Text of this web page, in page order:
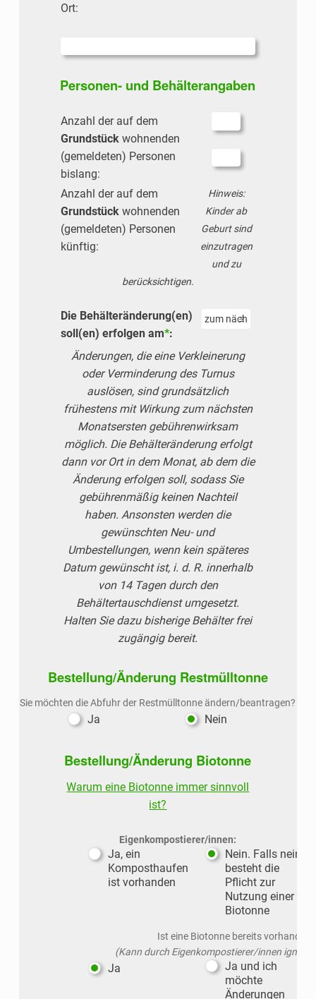
Ort:
Personen- und Behälterangaben
Anzahl der auf dem
Grundstück wohnenden
(gemeldeten) Personen
bislang:
Anzahl der auf dem
Grundstück wohnenden
(gemeldeten) Personen
künftig:
Hinweis:
Kinder ab
Geburt sind
einzutragen
und zu
berücksichtigen.
Die Behälteränderung(en)
soll(en) erfolgen am*:
Änderungen, die eine Verkleinerung
oder Verminderung des Turnus
auslösen, sind grundsätzlich
frühestens mit Wirkung zum nächsten
Monatsersten gebührenwirksam
möglich. Die Behälteränderung erfolgt
dann vor Ort in dem Monat, ab dem die
Änderung erfolgen soll, sodass Sie
gebührenmäßig keinen Nachteil
haben. Ansonsten werden die
gewünschten Neu- und
Umbestellungen, wenn kein späteres
Datum gewünscht ist, i. d. R. innerhalb
von 14 Tagen durch den
Behältertauschdienst umgesetzt.
Halten Sie dazu bisherige Behälter frei
zugängig bereit.
Bestellung/Änderung Restmülltonne
Sie möchten die Abfuhr der Restmülltonne ändern/beantragen?
Ja Nein
Bestellung/Änderung Biotonne
Warum eine Biotonne immer sinnvoll
ist?
Eigenkompostierer/innen:
Ja, ein
Komposthaufen
ist vorhanden
Nein. Falls nein,
besteht die
Pflicht zur
Nutzung einer
Biotonne
Ist eine Biotonne bereits vorhanden?
(Kann durch Eigenkompostierer/innen
Ja
Ja und ich
möchte
Änderungen